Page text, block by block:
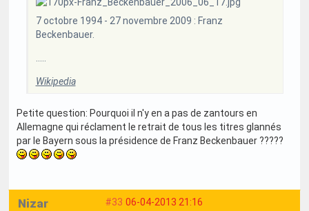
7 octobre 1994 - 27 novembre 2009 : Franz
Beckenbauer.
Wikipedia
Petite question: Pourquoi il n'y en a pas de zantours en
Allemagne qui réclament le retrait de tous les titres glannés
par le Bayern sous la présidence de Franz Beckenbauer ?????
#33 06-04-2013 21:16
Nizar